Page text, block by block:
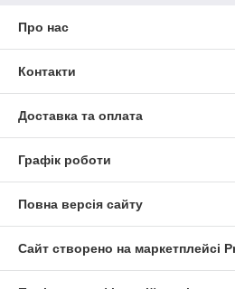
Про нас
Контакти
Доставка та оплата
Графік роботи
Повна версія сайту
Сайт створено на маркетплейсі